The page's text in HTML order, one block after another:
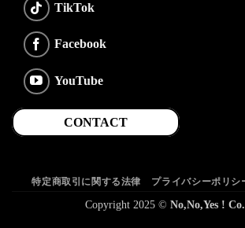
TikTok
Facebook
YouTube
CONTACT
特定商取引に関する法律 プライバシーポリシ
Copyright 2025 © No,No,Yes !